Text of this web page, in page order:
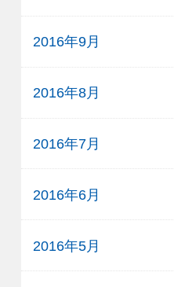
2016年9月
2016年8月
2016年7月
2016年6月
2016年5月